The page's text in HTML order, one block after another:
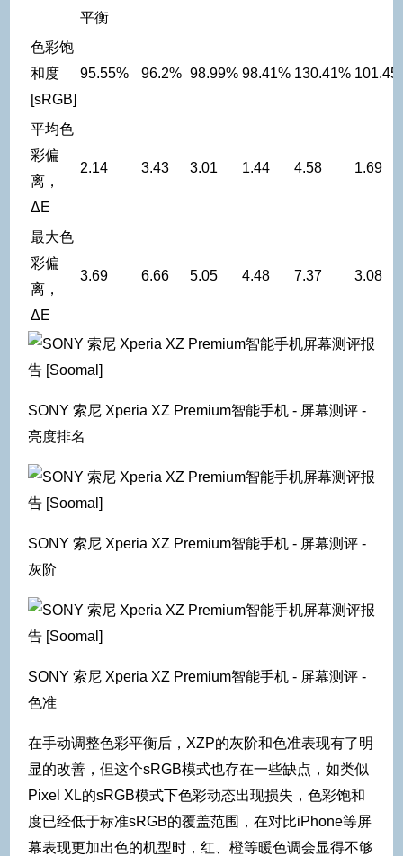
平衡
色彩饱
和度
[sRGB]
95.55% 96.2% 98.99% 98.41% 130.41%
平均色
彩偏
离，
ΔE
2.14 3.43 3.01 1.44 4.58 1.69
最大色
彩偏
离，
ΔE
3.69 6.66 5.05 4.48 7.37 3.08
SONY 索尼 Xperia XZ Premium智能手机 - 屏幕测评 -
亮度排名
SONY 索尼 Xperia XZ Premium智能手机 - 屏幕测评 -
灰阶
SONY 索尼 Xperia XZ Premium智能手机 - 屏幕测评 -
色准
在手动调整色彩平衡后，XZP的灰阶和色准表现有了明
显的改善，但这个sRGB模式也存在一些缺点，如类似
Pixel XL的sRGB模式下色彩动态出现损失，色彩饱和
度已经低于标准sRGB的覆盖范围，在对比iPhone等屏
幕表现更加出色的机型时，红、橙等暖色调会显得不够